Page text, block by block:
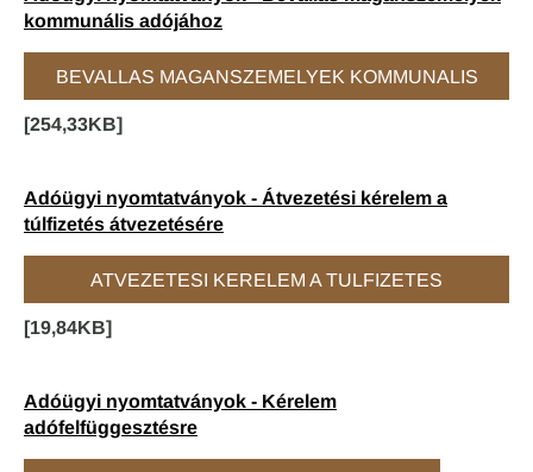
kommunális adójához
BEVALLAS MAGANSZEMELYEK KOMMUNALIS
[254,33KB]
Adóügyi nyomtatványok - Átvezetési kérelem a
túlfizetés átvezetésére
ATVEZETESI KERELEM A TULFIZETES
[19,84KB]
Adóügyi nyomtatványok - Kérelem
adófelfüggesztésre